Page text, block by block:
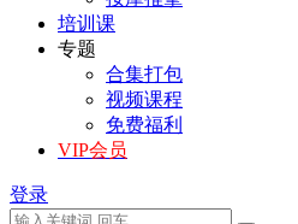
培训课
专题
合集打包
视频课程
免费福利
VIP会员
登录